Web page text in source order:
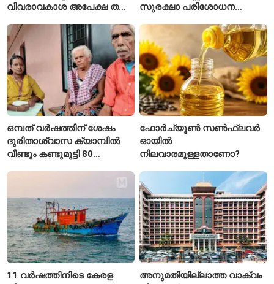
വിവരാവകാശ അപേക്ഷ തള്ളി
സുരക്ഷാ പരിശോധന
ഒമ്പത് വർഷത്തിന് ശേഷം
ദുരിതാശ്വാസ ക്യാമ്പിൽ
വീണ്ടും കണ്ടുമുട്ടി 80
ഫോർച്യൂൺ സൺഫ്ലവർ
ഓയിൽ
നിലവാരമുള്ളതാണോ?
11 വർഷത്തിനിടെ കേരള
അനുമതിയില്ലാത്ത വാക്വം